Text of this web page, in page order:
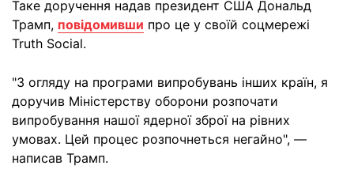
Таке доручення надав президент США Дональд
Трамп, повідомивши про це у своїй соцмережі
Truth Social.
"З огляду на програми випробувань інших країн, я
доручив Міністерству оборони розпочати
випробування нашої ядерної зброї на рівних
умовах. Цей процес розпочнеться негайно", —
написав Трамп.